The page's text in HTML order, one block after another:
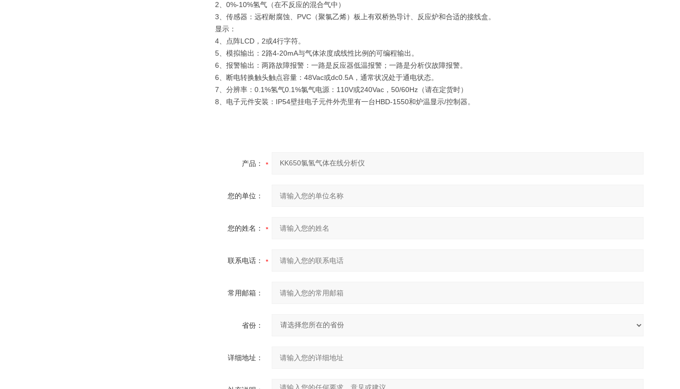
2、0%-10%氢气（在不反应的混合气中）
3、传感器：远程耐腐蚀、PVC（聚氯乙烯）板上有双桥热导计、反应炉和合适的接线盒。
显示：
4、点阵LCD，2或4行字符。
5、模拟输出：2路4-20mA与气体浓度成线性比例的可编程输出。
6、报警输出：两路故障报警：一路是反应器低温报警；一路是分析仪故障报警。
6、断电转换触头触点容量：48Vac或dc0.5A，通常状况处于通电状态。
7、分辨率：0.1%氢气0.1%氯气电源：110V或240Vac，50/60Hz（请在定货时）
8、电子元件安装：IP54壁挂电子元件外壳里有一台HBD-1550和炉温显示/控制器。
产品：
您的单位：
您的姓名：
联系电话：
常用邮箱：
省份：
详细地址：